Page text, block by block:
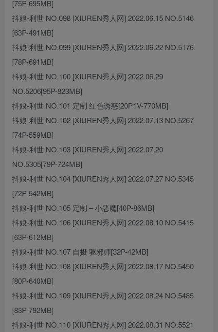
[75P-695MB]
抖娘-利世 NO.098 [XIUREN秀人网] 2022.06.15 NO.5146
[63P-491MB]
抖娘-利世 NO.099 [XIUREN秀人网] 2022.06.22 NO.5176
[78P-691MB]
抖娘-利世 NO.100 [XIUREN秀人网] 2022.06.29
NO.5206[95P-823MB]
抖娘-利世 NO.101 定制 红色诱惑[20P1V-770MB]
抖娘-利世 NO.102 [XIUREN秀人网] 2022.07.13 NO.5267
[74P-559MB]
抖娘-利世 NO.103 [XIUREN秀人网] 2022.07.20
NO.5305[79P-724MB]
抖娘-利世 NO.104 [XIUREN秀人网] 2022.07.27 NO.5345
[72P-542MB]
抖娘-利世 NO.105 定制 – 小恶魔[40P-86MB]
抖娘-利世 NO.106 [XIUREN秀人网] 2022.08.10 NO.5415
[63P-612MB]
抖娘-利世 NO.107 自摄 驱邪师[32P-42MB]
抖娘-利世 NO.108 [XIUREN秀人网] 2022.08.17 NO.5450
[80P-640MB]
抖娘-利世 NO.109 [XIUREN秀人网] 2022.08.24 NO.5485
[83P-792MB]
抖娘-利世 NO.110 [XIUREN秀人网] 2022.08.31 NO.5521